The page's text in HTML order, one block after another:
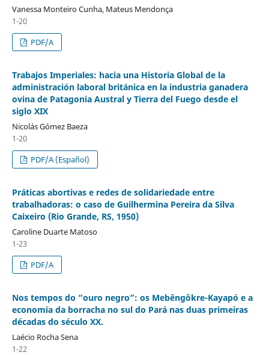
Vanessa Monteiro Cunha, Mateus Mendonça
1-20
PDF/A
Trabajos Imperiales: hacia una Historia Global de la
administración laboral británica en la industria ganadera
ovina de Patagonia Austral y Tierra del Fuego desde el
siglo XIX
Nicolás Gómez Baeza
1-20
PDF/A (Español)
Práticas abortivas e redes de solidariedade entre
trabalhadoras: o caso de Guilhermina Pereira da Silva
Caixeiro (Rio Grande, RS, 1950)
Caroline Duarte Matoso
1-23
PDF/A
Nos tempos do “ouro negro”: os Mebêngôkre-Kayapó e a
economia da borracha no sul do Pará nas duas primeiras
décadas do século XX.
Laécio Rocha Sena
1-22